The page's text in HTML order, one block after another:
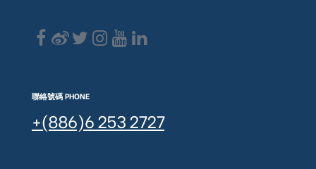
聯絡號碼 PHONE
+(886)6 253 2727